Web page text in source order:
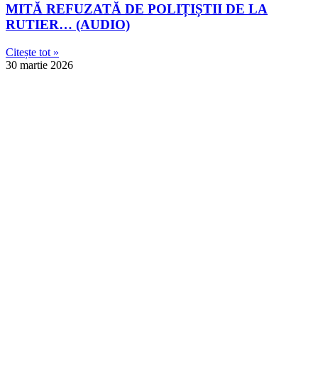
MITĂ REFUZATĂ DE POLIȚIȘTII DE LA
RUTIER… (AUDIO)
Citește tot »
30 martie 2026